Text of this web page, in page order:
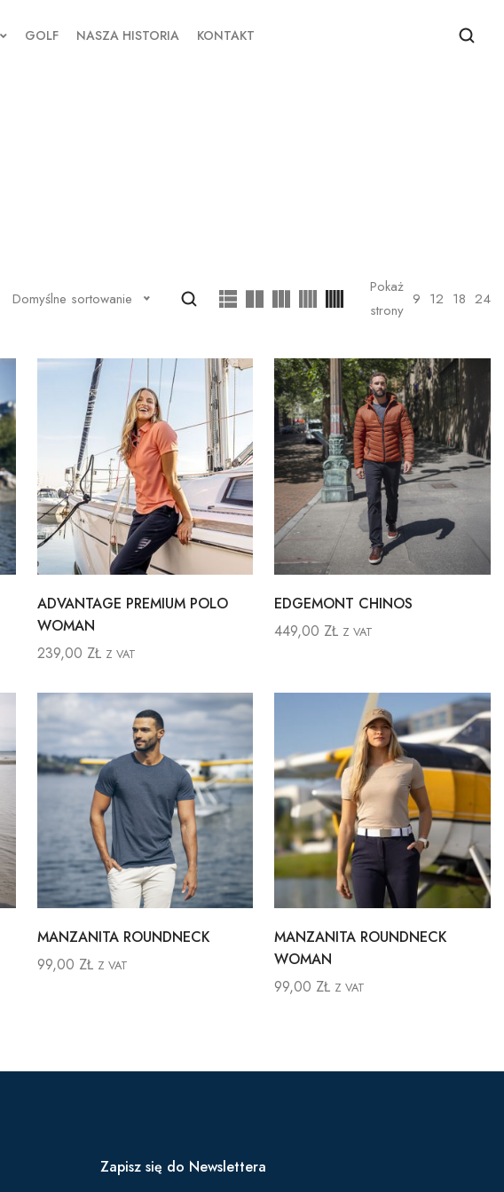
GOLF NASZA HISTORIA KONTAKT
Domyślne sortowanie
Pokaż
strony
9 12 18 24
ADVANTAGE PREMIUM POLO
WOMAN
239,00 ZŁ Z VAT
EDGEMONT CHINOS
449,00 ZŁ Z VAT
MANZANITA ROUNDNECK
99,00 ZŁ Z VAT
MANZANITA ROUNDNECK
WOMAN
99,00 ZŁ Z VAT
Zapisz się do Newslettera